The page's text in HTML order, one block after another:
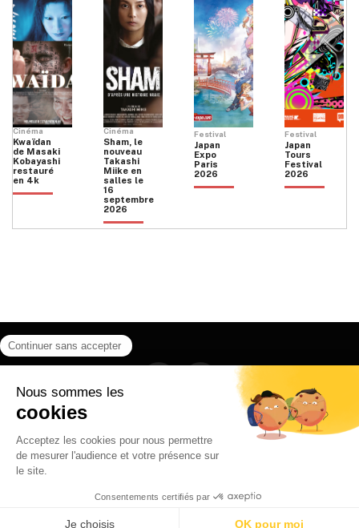
Cinéma
Kwaïdan
de Masaki
Kobayashi
restauré
en 4k
Cinéma
Sham, le
nouveau
Takashi
Miike en
salles le
16
septembre
2026
Festival
Japan
Expo
Paris
2026
Festival
Japan
Tours
Festival
2026
Instagram
CONTACT
POLITIQUE DE CONFIDENTIALITÉ
© 2026 Ilyfunet communication